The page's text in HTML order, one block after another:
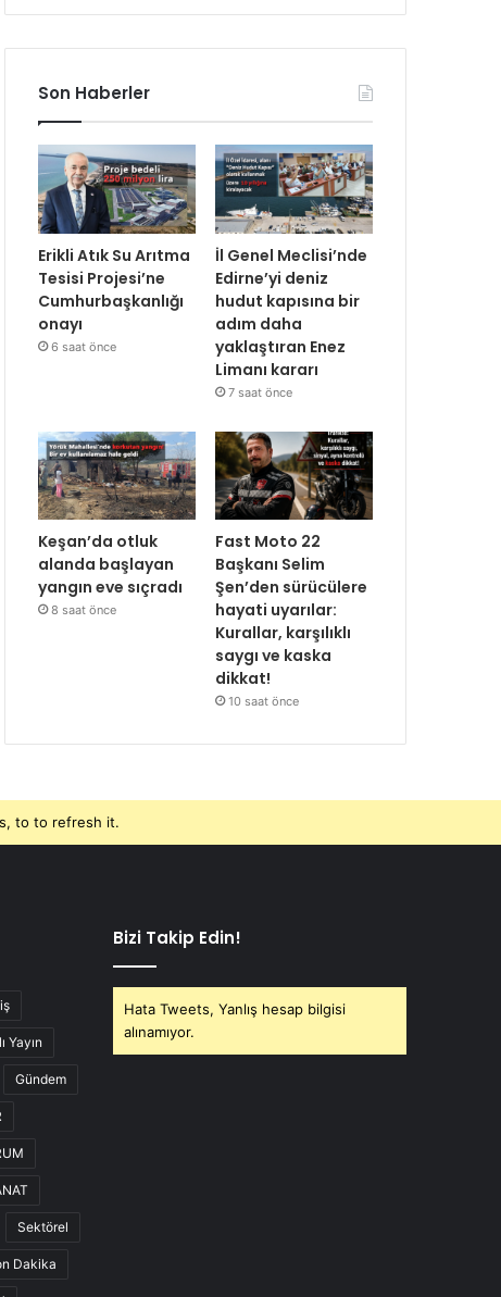
Son Haberler
Erikli Atık Su Arıtma
Tesisi Projesi’ne
Cumhurbaşkanlığı
onayı
6 saat önce
İl Genel Meclisi’nde
Edirne’yi deniz
hudut kapısına bir
adım daha
yaklaştıran Enez
Limanı kararı
7 saat önce
Keşan’da otluk
alanda başlayan
yangın eve sıçradı
8 saat önce
Fast Moto 22
Başkanı Selim
Şen’den sürücülere
hayati uyarılar:
Kurallar, karşılıklı
saygı ve kaska
dikkat!
10 saat önce
to to refresh it.
Yayın
Gündem
Sektörel
Dakika
Bizi Takip Edin!
Hata Tweets, Yanlış hesap bilgisi
alınamıyor.